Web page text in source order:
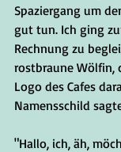
Spaziergang um
gut tun. Ich ging
Rechnung zu
rostbraune Wölfin,
Logo des Cafes
Namensschild
"Hallo, ich, äh,